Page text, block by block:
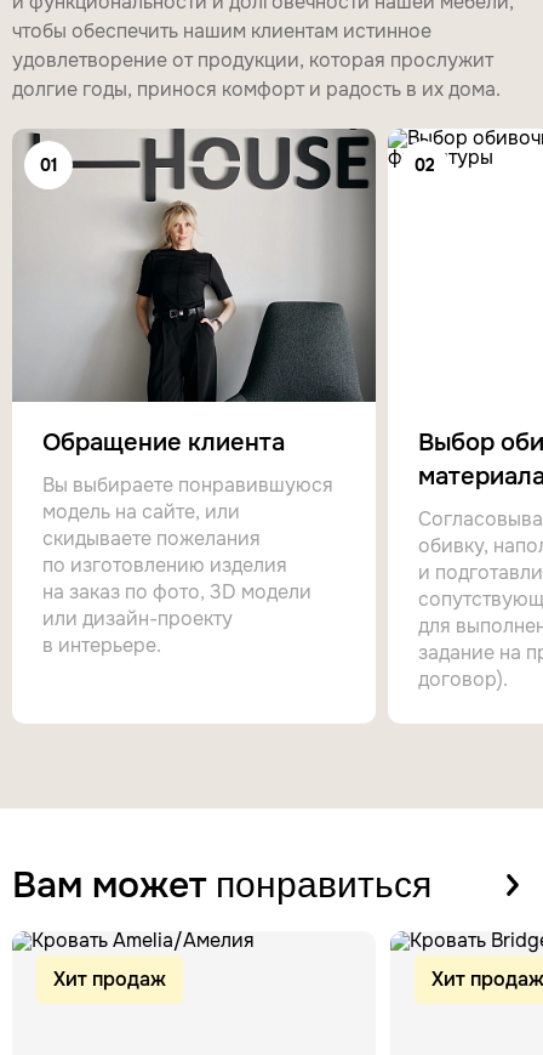
чтобы обеспечить нашим клиентам истинное
удовлетворение от продукции, которая прослужит
долгие годы, принося комфорт и радость в их дома.
01
Обращение клиента
Вы выбираете понравившуюся
модель на сайте, или
скидываете пожелания
по изготовлению изделия
на заказ по фото, 3D модели
или дизайн-проекту
в интерьере.
02
Выбор
обивку,
и
для
задание на
договор).
Вам можетпонравиться
Хит продаж Хит продаж